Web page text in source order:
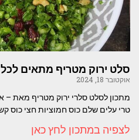
סלט ירוק מטריף מתאים
אוקטובר 18, 2024
מתכון לסלט סלרי ירוק מטריף מאת –
טרי עלים שלם כוס חמוציות חצי כוס
לצפיה במתכון לחץ כאן